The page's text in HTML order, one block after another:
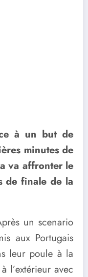
à un but de
minutes de
va affronter le
de finale de la
un scenario
aux Portugais
leur poule à la
l’extérieur avec